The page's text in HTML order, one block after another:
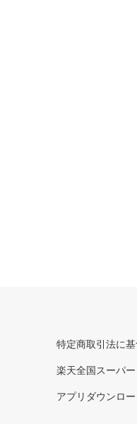
特定商取引法に
楽天全国スーパ
アプリダウンロー